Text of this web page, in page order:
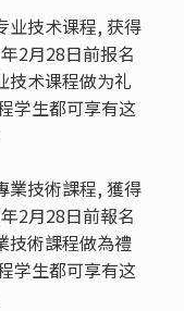
业技术课程, 获得
2月28日前报名
技术课程做为礼
学生都可享有这
業技術課程, 獲得
2月28日前報名
技術課程做為禮
学生都可享有这